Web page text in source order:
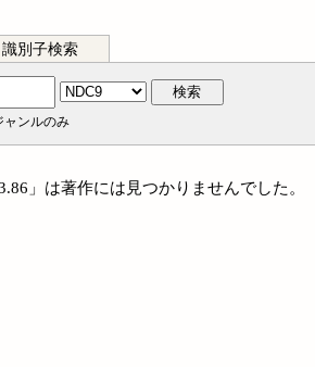
識別子検索
検索
ャンルのみ
」は著作には見つかりませんでした。